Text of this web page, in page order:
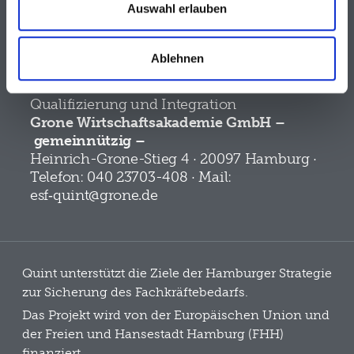
Einwilligung zur Nutzung von Cookies, Pixeln und
indem Sie unten auf der Seite auf die Datenschutz-
Einstellungen klicken und dort die entsprechenden
Anpassungen vornehmen. Die Speicherung bzw. der
Zugriff auf Informationen erfolgt dabei aufgrund Ihrer
Einwilligung nach Maßgabe von § 25 Abs. 1 TDDDG, die
weitere Verarbeitung aufgrund Ihrer Einwilligung nach Art.
6 Abs. 1 S. 1 lit. a) DSGVO. Weitere Informationen
können Sie in unseren Datenschutzhinweisen sowie
dem Impressum entnehmen.
Auswahl erlauben
Ablehnen
Besuchen Sie uns auf
© 2022 Quint –
Qualifizierung und Integration
Grone Wirtschaftsakademie GmbH –
gemeinnützig –
Heinrich-Grone-Stieg 4 · 20097 Hamburg ·
Telefon: 040 23703-408 · Mail:
esf‑quint@grone.de
Quint unterstützt die Ziele der Hamburger Strategie
zur Sicherung des Fachkräftebedarfs.
Das Projekt wird von der Europäischen Union und
der Freien und Hansestadt Hamburg (FHH)